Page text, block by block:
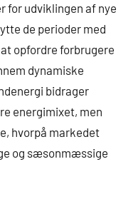
for udviklingen af nye
de perioder med
opfordre forbrugere
dynamiske
bidrager
energimixet, men
hvorpå markedet
og sæsonmæssige